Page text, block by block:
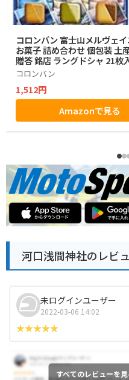
コロンバン 富士山メルヴェ
お菓子 詰め合わせ 個包装 土
贈答 銘店 ラングドシャ 21枚
コロンバン
1,512円
Amazonで見る
河口浅間神社のレビ
未ログインユーザー
2022-03-06 14:02
すべてのレビューを